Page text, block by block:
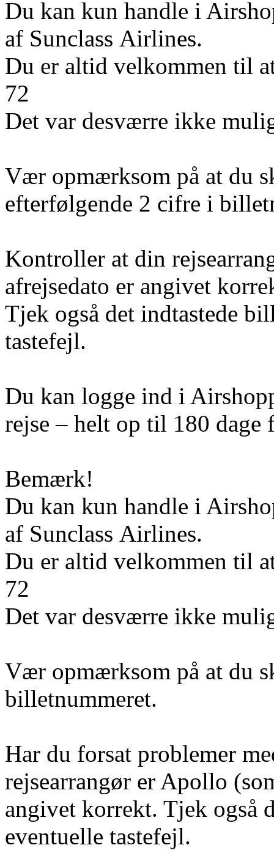
Du kan kun handle i
af Sunclass Airlines.
Du er altid velkommen til
72
Det var desværre ikke
Vær opmærksom på at du
efterfølgende 2 cifre i
Kontroller at din
afrejsedato er angivet
Tjek også det indtastede
tastefejl.
Du kan logge ind i
rejse – helt op til 180 dage
Bemærk!
Du kan kun handle i
af Sunclass Airlines.
Du er altid velkommen til
72
Det var desværre ikke
Vær opmærksom på at du
billetnummeret.
Har du forsat problemer
rejsearrangør er Apollo
angivet korrekt. Tjek også
eventuelle tastefejl.